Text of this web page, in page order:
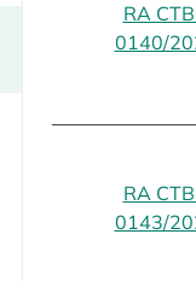
RA
0140/
RA
0143/